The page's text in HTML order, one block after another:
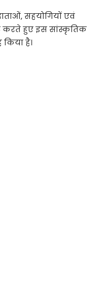
सहयोगियों एवं
करते हुए इस सांस्कृतिक
है।